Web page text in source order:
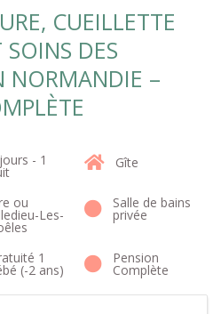
CUEILLETTE
DES
NORMANDIE –
- 1 Gîte
ou
Les-
Salle de bains
privée
1
(-2 ans)
Pension
Complète